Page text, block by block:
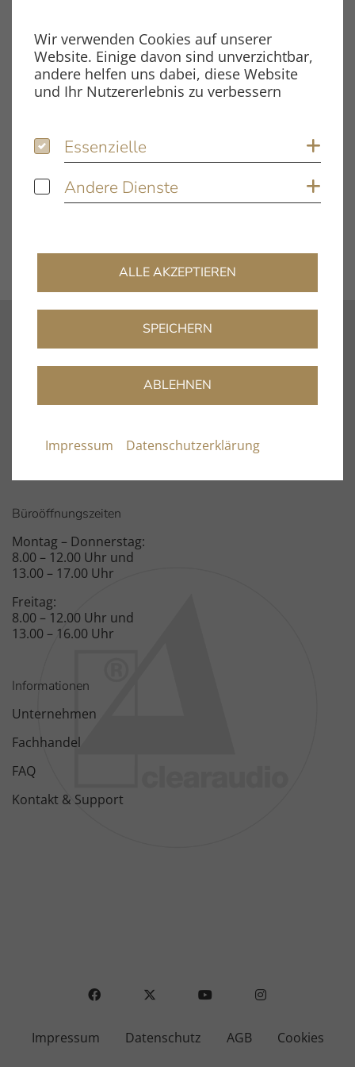
Dateityp
PDF
Dateigröße
620.95 KB
Moving Magnet V2 Testbericht
Kontakt
Fon: +49 9131 – 40300100
Spardorfer Straße 150
Büroöffnungszeiten
Montag – Donnerstag:
8.00 – 12.00 Uhr und
13.00 – 17.00 Uhr
Freitag:
8.00 – 12.00 Uhr und
13.00 – 16.00 Uhr
Informationen
Unternehmen
Fachhandel
FAQ
Kontakt & Support
FACEBOOK
X YOUTUBEINSTAGRAM
Impressum Datenschutz AGB
Cookies
Wir verwenden Cookies auf unserer
Website. Einige davon sind unverzichtbar,
andere helfen uns dabei, diese Website
und Ihr Nutzererlebnis zu verbessern
Essenzielle
Essenzielle
Andere Dienste
Andere Dienste
ALLE AKZEPTIEREN
SPEICHERN
ABLEHNEN
Impressum Datenschutzerklärung